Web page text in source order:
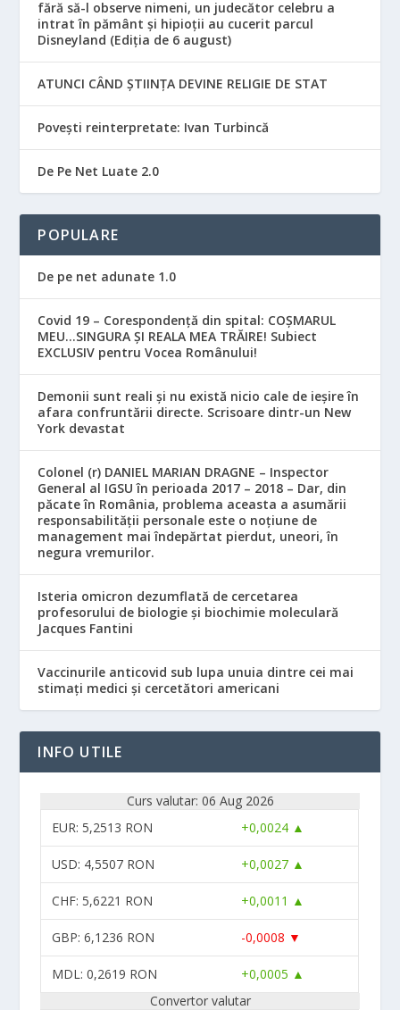
fără să-l observe nimeni, un judecător celebru a
intrat în pământ și hipioții au cucerit parcul
Disneyland (Ediția de 6 august)
ATUNCI CÂND ȘTIINȚA DEVINE RELIGIE DE STAT
Povești reinterpretate: Ivan Turbincă
De Pe Net Luate 2.0
POPULARE
De pe net adunate 1.0
Covid 19 – Corespondență din spital: COȘMARUL
MEU…SINGURA ȘI REALA MEA TRĂIRE! Subiect
EXCLUSIV pentru Vocea Românului!
Demonii sunt reali și nu există nicio cale de ieșire în
afara confruntării directe. Scrisoare dintr-un New
York devastat
Colonel (r) DANIEL MARIAN DRAGNE – Inspector
General al IGSU în perioada 2017 – 2018 – Dar, din
păcate în România, problema aceasta a asumării
responsabilităţii personale este o noţiune de
management mai îndepărtat pierdut, uneori, în
negura vremurilor.
Isteria omicron dezumflată de cercetarea
profesorului de biologie și biochimie moleculară
Jacques Fantini
Vaccinurile anticovid sub lupa unuia dintre cei mai
stimați medici și cercetători americani
INFO UTILE
Curs valutar: 06 Aug 2026
EUR: 5,2513 RON +0,0024 ▲
USD: 4,5507 RON +0,0027 ▲
CHF: 5,6221 RON +0,0011 ▲
GBP: 6,1236 RON -0,0008 ▼
MDL: 0,2619 RON
+0,0005 ▲
Convertor valutar